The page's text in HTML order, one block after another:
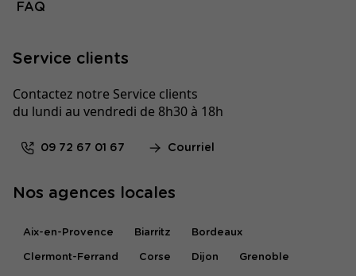
FAQ
Service clients
Contactez notre Service clients
du lundi au vendredi de 8h30 à 18h
09 72 67 01 67 Courriel
Nos agences locales
Aix-en-Provence Biarritz Bordeaux
Clermont-Ferrand Corse Dijon Grenoble